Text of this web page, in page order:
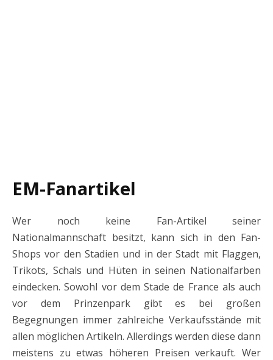
EM-Fanartikel
Wer noch keine Fan-Artikel seiner
Nationalmannschaft besitzt, kann sich in den Fan-
Shops vor den Stadien und in der Stadt mit Flaggen,
Trikots, Schals und Hüten in seinen Nationalfarben
eindecken. Sowohl vor dem Stade de France als auch
vor dem Prinzenpark gibt es bei großen
Begegnungen immer zahlreiche Verkaufsstände mit
allen möglichen Artikeln. Allerdings werden diese dann
meistens zu etwas höheren Preisen verkauft. Wer